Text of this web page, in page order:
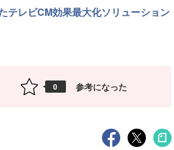
テレビCM効果最大化ソリューション
0 参考になった